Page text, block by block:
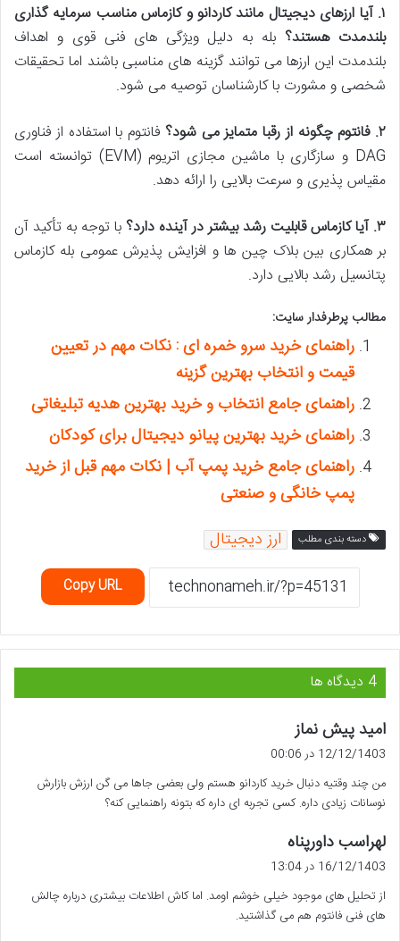
۱.آیا ارزهای دیجیتال مانند کاردانو و کازماس مناسب سرمایه گذاری
بلندمدت هستند؟ بله به دلیل ویژگی های فنی قوی و اهداف
بلندمدت این ارزها می توانند گزینه های مناسبی باشند اما تحقیقات
شخصی و مشورت با کارشناسان توصیه می شود.
۲.فانتوم چگونه از رقبا متمایز می شود؟ فانتوم با استفاده از فناوری
DAG و سازگاری با ماشین مجازی اتریوم (EVM) توانسته است
مقیاس پذیری و سرعت بالایی را ارائه دهد.
۳.آیا کازماس قابلیت رشد بیشتر در آینده دارد؟ با توجه به تأکید آن
بر همکاری بین بلاک چین ها و افزایش پذیرش عمومی بله کازماس
پتانسیل رشد بالایی دارد.
مطالب پرطرفدار سایت:
راهنمای خرید سرو خمره ای : نکات مهم در تعیین
قیمت و انتخاب بهترین گزینه
راهنمای جامع انتخاب و خرید بهترین هدیه تبلیغاتی
راهنمای خرید بهترین پیانو دیجیتال برای کودکان
راهنمای جامع خرید پمپ آب | نکات مهم قبل از خرید
پمپ خانگی و صنعتی
دسته بندی مطلب ارز دیجیتال
Copy URL
‫4 دیدگاه ها
امید پیش نماز
ف
:
12/12/1403 در 00:06
من چند وقتیه دنبال خرید کاردانو هستم ولی بعضی جاها می گن ارزش بازارش
نوسانات زیادی داره. کسی تجربه ای داره که بتونه راهنمایی کنه؟
لهراسب داورپناه
ف
:
16/12/1403 در 13:04
از تحلیل های موجود خیلی خوشم اومد. اما کاش اطلاعات بیشتری درباره چالش
های فنی فانتوم هم می گذاشتید.